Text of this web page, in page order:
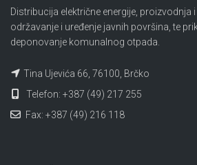
Distribucija električne energije, proizvodnja
održavanje i uređenje javnih površina, te
deponovanje komunalnog otpada.
Tina Ujevića 66, 76100, Brčko
Telefon: +387 (49) 217 255
Fax: +387 (49) 216 118